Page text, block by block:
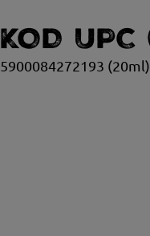
KOD UPC
5900084272193 (20ml)